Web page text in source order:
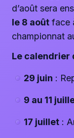
d’août sera
le 8 août face
championnat
Le calendrier
29 juin :
9 au 11
17 juillet :